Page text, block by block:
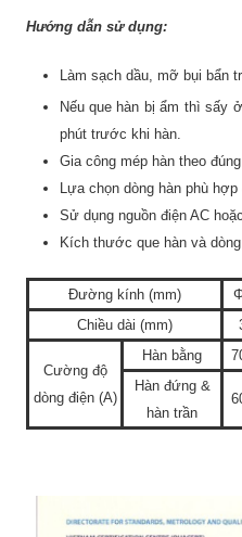
Hướng dẫn sử dụng:
Làm sạch dầu, mỡ bụi bẩn
Nếu que hàn bị ẩm thì sấy
phút trước khi hàn.
Gia công mép hàn theo đúng
Lựa chọn dòng hàn phù
Sử dụng nguồn điện AC
Kích thước que hàn và
Đường kính (mm)
Chiều dài (mm)
Cường độ
dòng điện (A)
Hàn bằng
Hàn đứng &
hàn trần